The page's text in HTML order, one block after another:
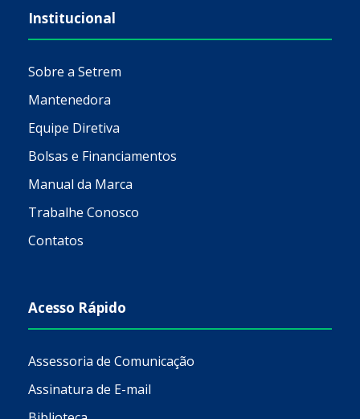
Institucional
Sobre a Setrem
Mantenedora
Equipe Diretiva
Bolsas e Financiamentos
Manual da Marca
Trabalhe Conosco
Contatos
Acesso Rápido
Assessoria de Comunicação
Assinatura de E-mail